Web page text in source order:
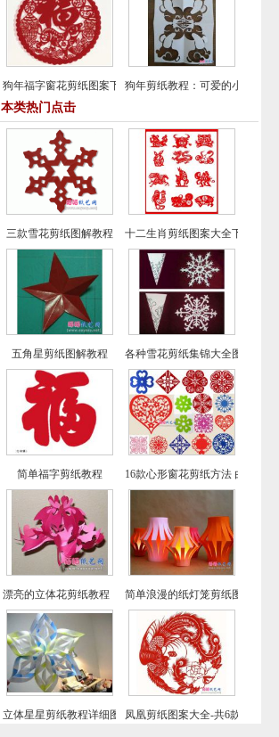
狗年福字窗花剪纸图案下载狗年剪纸教程：可爱的小狗窗花
本类热门点击
三款雪花剪纸图解教程 十二生肖剪纸图案大全下载
五角星剪纸图解教程 各种雪花剪纸集锦大全图解
简单福字剪纸教程 16款心形窗花剪纸方法 由简到难
漂亮的立体花剪纸教程（一）简单浪漫的纸灯笼剪纸图解教程
立体星星剪纸教程详细图解凤凰剪纸图案大全-共6款